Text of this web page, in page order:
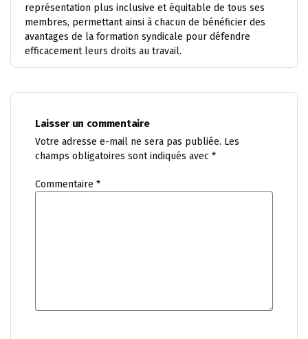
représentation plus inclusive et équitable de tous ses
membres, permettant ainsi à chacun de bénéficier des
avantages de la formation syndicale pour défendre
efficacement leurs droits au travail.
Laisser un commentaire
Votre adresse e-mail ne sera pas publiée. Les
champs obligatoires sont indiqués avec *
Commentaire *